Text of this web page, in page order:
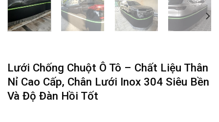
Lưới Chống Chuột Ô Tô – Chất Liệu Thân
Nỉ Cao Cấp, Chân Lưới Inox 304 Siêu Bền
Và Độ Đàn Hồi Tốt